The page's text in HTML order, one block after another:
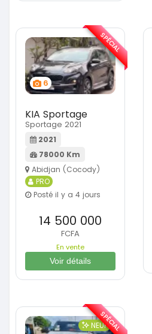
6
KIA Sportage
Sportage 2021
2021
78000 Km
Abidjan (Cocody)
PRO
Posté il y a 4 jours
14 500 000
FCFA
En vente
Voir détails
SPÉCIAL
NEUFSPÉCIAL